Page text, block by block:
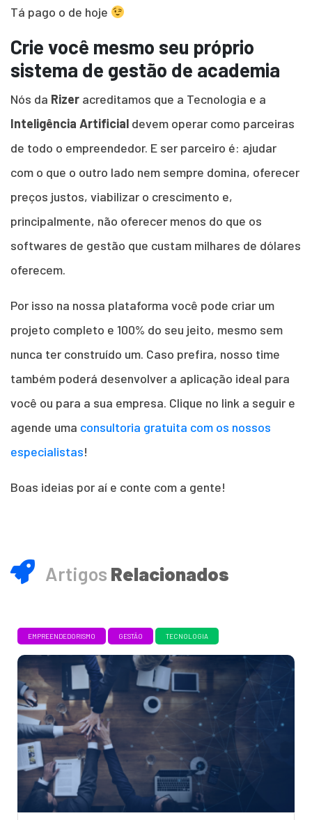
Tá pago o de hoje
Crie você mesmo seu próprio
sistema de gestão de academia
Nós da Rizer acreditamos que a Tecnologia e a
Inteligência Artificial devem operar como parceiras
de todo o empreendedor. E ser parceiro é: ajudar
com o que o outro lado nem sempre domina, oferecer
preços justos, viabilizar o crescimento e,
principalmente, não oferecer menos do que os
softwares de gestão que custam milhares de dólares
oferecem.
Por isso na nossa plataforma você pode criar um
projeto completo e 100% do seu jeito, mesmo sem
nunca ter construído um. Caso prefira, nosso time
também poderá desenvolver a aplicação ideal para
você ou para a sua empresa. Clique no link a seguir e
agende uma consultoria gratuita com os nossos
especialistas!
Boas ideias por aí e conte com a gente!
Artigos Relacionados
EMPREENDEDORISMO GESTÃO TECNOLOGIA